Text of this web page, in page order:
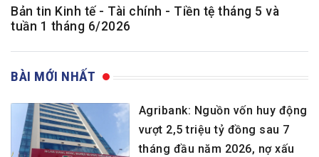
Bản tin Kinh tế - Tài chính - Tiền tệ tháng 5 và
tuần 1 tháng 6/2026
BÀI MỚI NHẤT
Agribank: Nguồn vốn huy động
vượt 2,5 triệu tỷ đồng sau 7
tháng đầu năm 2026, nợ xấu